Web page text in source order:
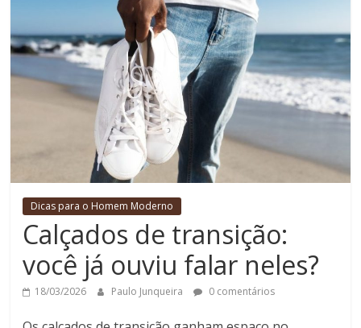
Dicas para o Homem Moderno
Calçados de transição:
você já ouviu falar neles?
18/03/2026 Paulo Junqueira 0 comentários